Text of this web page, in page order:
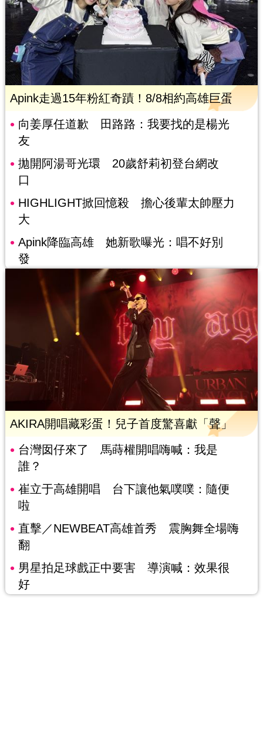
Apink走過15年粉紅奇蹟！8/8相約高雄巨蛋
向姜厚任道歉 田路路：我要找的是楊光
友
拋開阿湯哥光環 20歲舒莉初登台網改
口
HIGHLIGHT掀回憶殺 擔心後輩太帥壓力
大
Apink降臨高雄 她新歌曝光：唱不好別
發
AKIRA開唱藏彩蛋！兒子首度驚喜獻「聲」
台灣囡仔來了 馬蒔權開唱嗨喊：我是
誰？
崔立于高雄開唱 台下讓他氣噗噗：隨便
啦
直擊／NEWBEAT高雄首秀 震胸舞全場嗨
翻
男星拍足球戲正中要害 導演喊：效果很
好